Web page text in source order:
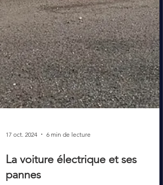
17 oct. 2024 6 min de lecture
La voiture électrique et ses